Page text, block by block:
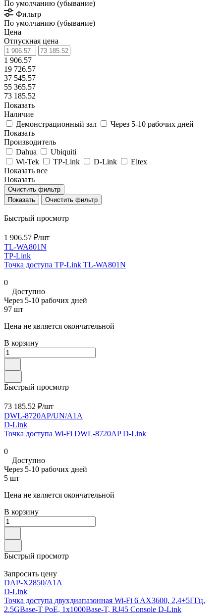
По умолчанию (убывание)
Фильтр
По умолчанию (убывание)
Цена
Отпускная цена
1 906.57
19 726.57
37 545.57
55 365.57
73 185.52
Показать
Наличие
Демонстрационный зал
Через 5-10 рабочих дней
Показать
Производитель
Dahua
Ubiquiti
Wi-Tek
TP-Link D-Link
Eltex
Показать все
Показать
Очистить фильтр
Очистить фильтр
Быстрый просмотр
1 906.57 ₽/шт
TL-WA801N
TP-Link
Точка доступа TP-Link TL-WA801N
0
Доступно
Через 5-10 рабочих дней
97 шт
Цена не является окончательной
В корзину
Быстрый просмотр
73 185.52 ₽/шт
DWL-8720AP/UN/A1A
D-Link
Точка доступа Wi-Fi DWL-8720AP D-Link
0
Доступно
Через 5-10 рабочих дней
5 шт
Цена не является окончательной
В корзину
Быстрый просмотр
Запросить цену
DAP-X2850/A1A
D-Link
Точка доступа двухдиапазонная Wi-Fi 6 AX3600, 2,4+5ГГц,
2.5GBase-T PoE, 1x1000Base-T, RJ45 Console D-Link